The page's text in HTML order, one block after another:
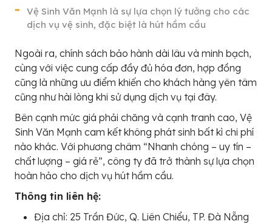
Vệ Sinh Văn Mạnh là sự lựa chọn lý tưởng cho các
dịch vụ vệ sinh, đặc biệt là hút hầm cầu
Ngoài ra, chính sách bảo hành dài lâu và minh bạch,
cùng với việc cung cấp đầy đủ hóa đơn, hợp đồng
cũng là những ưu điểm khiến cho khách hàng yên tâm
cũng như hài lòng khi sử dụng dịch vụ tại đây.
Bên cạnh mức giá phải chăng và cạnh tranh cao, Vệ
Sinh Văn Mạnh cam kết không phát sinh bất kì chi phí
nào khác. Với phương châm “Nhanh chóng – uy tín –
chất lượng – giá rẻ”, công ty đã trở thành sự lựa chọn
hoàn hảo cho dịch vụ hút hầm cầu.
Thông tin liên hệ:
Địa chỉ: 25 Trần Đức, Q. Liên Chiểu, TP. Đà Nẵng